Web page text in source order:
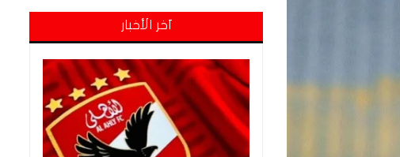
آخر الأخبار